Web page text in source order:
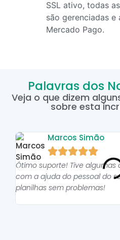
SSL ativo, todas
são gerenciadas e
Mercado Pago.
Palavras dos
Veja o que dizem
sobre esta
Marcos Simão

Ótimo suporte! Tive algumas
com a ajuda do pessoal do
planilhas sem problemas!